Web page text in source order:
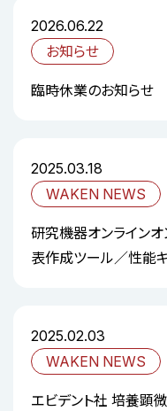
2026.06.22
お知らせ
臨時休業のお知らせ
2025.03.18
WAKEN NEWS
研究機器オンラインオ
表作成ツール／性能
2025.02.03
WAKEN NEWS
エビデント社 培養顕